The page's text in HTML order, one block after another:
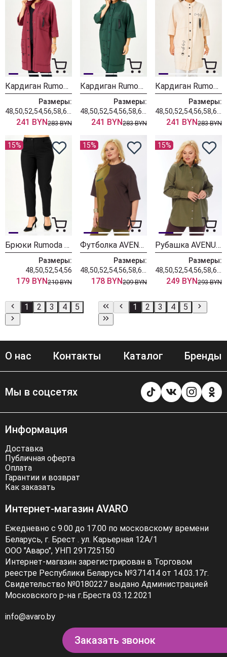
Кардиган Rumoda 2019 бордовый
Размеры:
241 BYN283 BYN
Кардиган Rumoda 2019 темно-зеленый
Размеры:
241 BYN283 BYN
Кардиган Rumoda 2019 экрю
Размеры:
241 BYN283 BYN
15%
Брюки Rumoda 2289 черные
Размеры:
48,50,52,54,56
179 BYN210 BYN
15%
Футболка AVENUE 0339-1
Размеры:
178 BYN209 BYN
15%
Рубашка AVENUE 0321-3
Размеры:
249 BYN293 BYN
1 2 3 4 5 1 2 3 4 5
О нас Контакты Каталог Бренды
Мы в соцсетях
Информация
Доставка
Публичная оферта
Оплата
Гарантии и возврат
Как заказать
Интернет-магазин AVARO
Ежедневно с 9.00 до 17.00 по московскому времени
Беларусь, г. Брест . ул. Карьерная 12А/1
ООО "Аваро", УНП 291725150
Интернет-магазин зарегистрирован в Торговом
реестре Республики Беларусь №371414 от 14.03.17г.
Свидетельство №0180227 выдано Администрацией
Московского р-на г.Бреста 03.12.2021
info@avaro.by
Заказать звонок